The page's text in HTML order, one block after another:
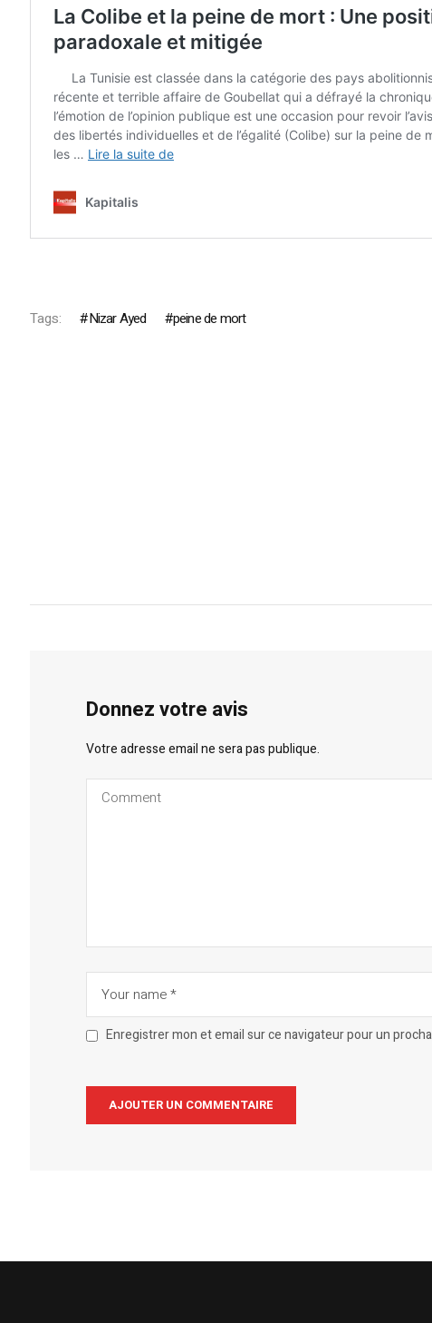
Tags: Nizar Ayed peine de mort
Donnez votre avis
Votre adresse email ne sera pas publique.
Enregistrer mon et email sur ce navigateur pour un